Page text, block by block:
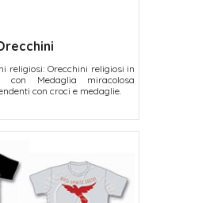
religiosi: Orecchini religiosi in
con Medaglia miracolosa
con croci e medaglie.